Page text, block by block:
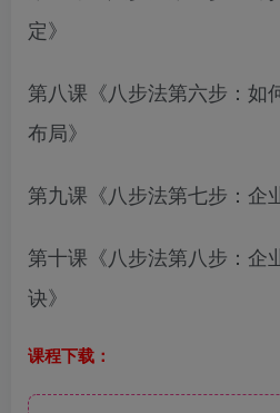
定》
第八课《八步法第六步：如
布局》
第九课《八步法第七步：企
第十课《八步法第八步：企
诀》
课程下载：